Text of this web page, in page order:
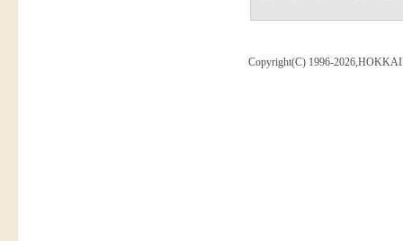
Copyright(C) 1996-